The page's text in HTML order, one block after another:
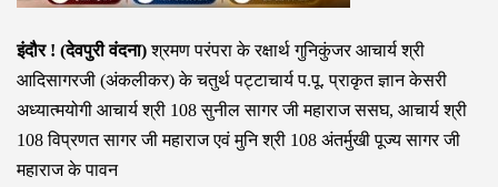
इंदौर ! (देवपुरी वंदना)श्रमण परंपरा के रक्षार्थ गुनिकुंजर आचार्य श्री
आदिसागरजी (अंकलीकर) के चतुर्थ पट्टाचार्य प.पू. प्राकृत ज्ञान केसरी
अध्यात्मयोगी आचार्य श्री 108 सुनील सागर जी महाराज ससघ, आचार्य श्री
108 विप्रणत सागर जी महाराज एवं मुनि श्री 108 अंतर्मुखी पूज्य सागर जी
महाराज के पावन